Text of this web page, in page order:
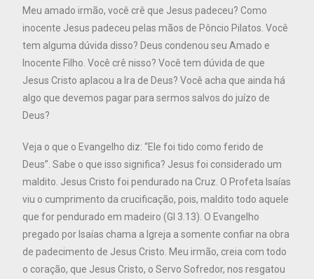
Meu amado irmão, você crê que Jesus padeceu? Como
inocente Jesus padeceu pelas mãos de Pôncio Pilatos. Você
tem alguma dúvida disso? Deus condenou seu Amado e
Inocente Filho. Você crê nisso? Você tem dúvida de que
Jesus Cristo aplacou a Ira de Deus? Você acha que ainda há
algo que devemos pagar para sermos salvos do juízo de
Deus?
Veja o que o Evangelho diz: “Ele foi tido como ferido de
Deus”. Sabe o que isso significa? Jesus foi considerado um
maldito. Jesus Cristo foi pendurado na Cruz. O Profeta Isaías
viu o cumprimento da crucificação, pois, maldito todo aquele
que for pendurado em madeiro (Gl 3.13). O Evangelho
pregado por Isaías chama a Igreja a somente confiar na obra
de padecimento de Jesus Cristo. Meu irmão, creia com todo
o coração, que Jesus Cristo, o Servo Sofredor, nos resgatou